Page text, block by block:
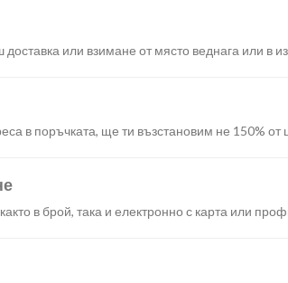
или взимане от място веднага или в
в поръчката, ще ти възстановим не 150% от
в брой, така и електронно с карта или